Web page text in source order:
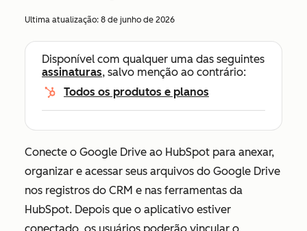
Ultima atualização: 8 de junho de 2026
Disponível com qualquer uma das seguintes
assinaturas, salvo menção ao contrário:
Todos os produtos e planos
Conecte o Google Drive ao HubSpot para anexar,
organizar e acessar seus arquivos do Google Drive
nos registros do CRM e nas ferramentas da
HubSpot. Depois que o aplicativo estiver